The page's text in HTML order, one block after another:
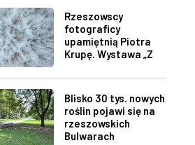
Rzeszowscy
fotograficy
upamiętnią Piotra
Krupę. Wystawa „Z
Blisko 30 tys. nowych
roślin pojawi się na
rzeszowskich
Bulwarach